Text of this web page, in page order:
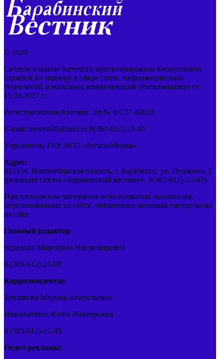
© 2020
Сетевое издание barvest.ru зарегистрировано Федеральной
службой по надзору в сфере связи, информационных
технологий и массовых коммуникаций (Роскомнадзор) от
15.03.2021 г.
Регистрационный номер: Эл № ФС77-80619.
E-mail: barvest20@mail.ru 8(383-612)-22-43.
Учредитель: ГАУ НСО «РегионМедиа»
Адрес:
632334, Новосибирская область, г. Барабинск, ул. Пушкина, 2
(редакция газеты «Барабинский вестник», 8(383-612)-22-43).
При полном или частичном использовании материалов,
опубликованных на сайте, обязательна активная гиперссылка
на сайт
Главный редактор
Чередова Маргарита Владимировна
8 (383-612)-21-00
Корреспонденты:
Теплякова Марина Анатольевна
Николайзина Юлия Викторовна
8 (383-612)-22-43
Отдел рекламы: